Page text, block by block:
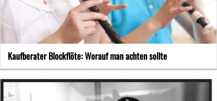
Kaufberater Blockflöte: Worauf man achten sollte